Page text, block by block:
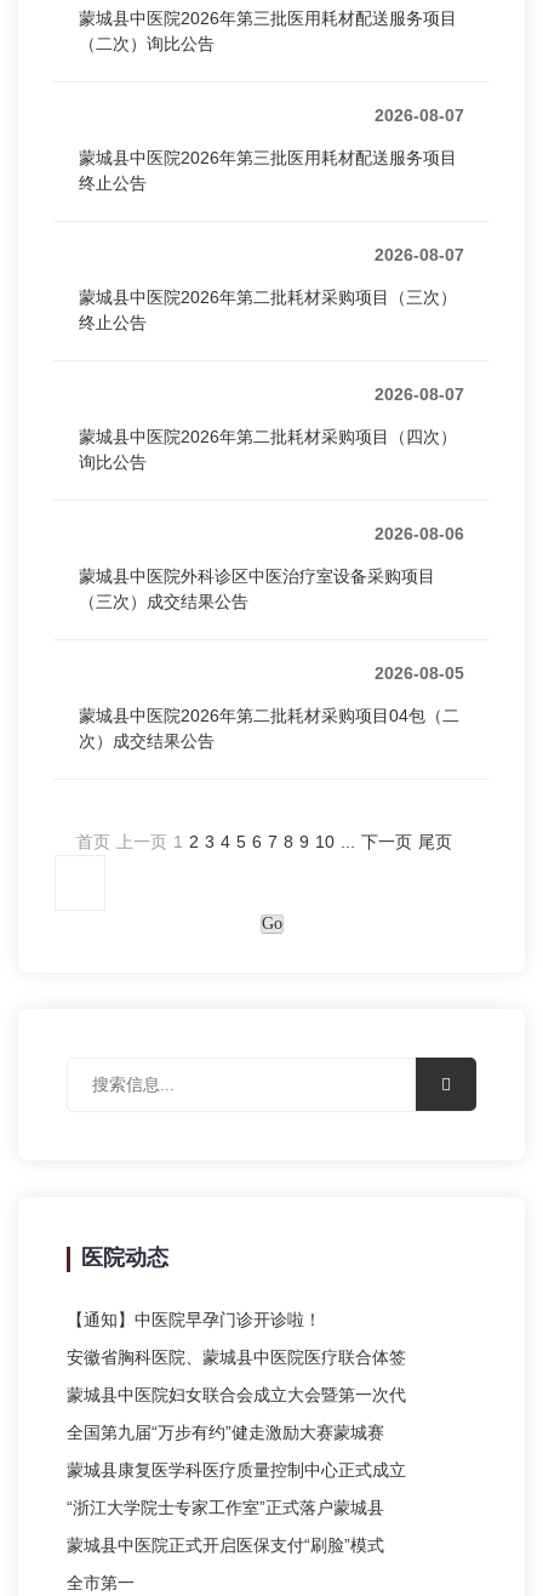
蒙城县中医院2026年第三批医用耗材配送服务项目
（二次）询比公告
2026-08-07
蒙城县中医院2026年第三批医用耗材配送服务项目
终止公告
2026-08-07
蒙城县中医院2026年第二批耗材采购项目（三次）
终止公告
2026-08-07
蒙城县中医院2026年第二批耗材采购项目（四次）
询比公告
2026-08-06
蒙城县中医院外科诊区中医治疗室设备采购项目
（三次）成交结果公告
2026-08-05
蒙城县中医院2026年第二批耗材采购项目04包（二
次）成交结果公告
首页 上一页 1 2 3 4 5 6 7 8 9 10 下一页 尾页
医院动态
【通知】中医院早孕门诊开诊啦！
安徽省胸科医院、蒙城县中医院医疗联合体签
蒙城县中医院妇女联合会成立大会暨第一次代
全国第九届“万步有约”健走激励大赛蒙城赛
蒙城县康复医学科医疗质量控制中心正式成立
“浙江大学院士专家工作室”正式落户蒙城县
蒙城县中医院正式开启医保支付“刷脸”模式
全市第一